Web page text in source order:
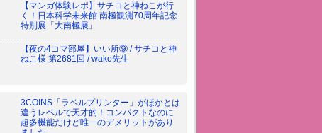
【マンガ体験レポ】サチコと神ねこが行
く！日本科学未来館 南極観測70周年記念
特別展「大南極展」
【夜の4コマ部屋】いい所⑨ / サチコと神
ねこ様 第2681回 / wako先生
3COINS「ラベルプリンター」がほかとは
違うレベルで天才的！コンパクトなのに
超多機能だけど唯一のデメリットがあり